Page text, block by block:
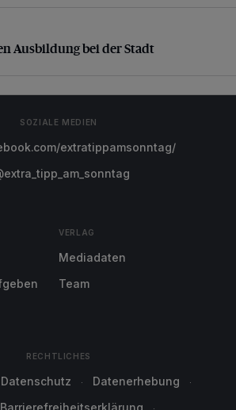
Ausbildung bei der Stadt
Ausbildung bei der Stadt
SOZIALE MEDIEN
extratippamsonntag/
VERLAG
Mediadaten
Team
RECHTLICHES
Datenschutz
Datenerhebung
Barrierefreiheitserklärung